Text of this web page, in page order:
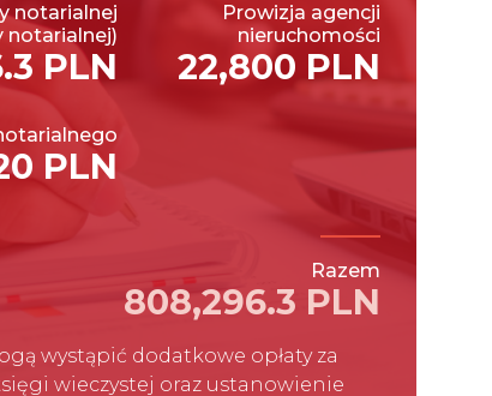
notarialnej
notarialnej)
PLN
Prowizja agencji
nieruchomości
22,800 PLN
PLN
Razem
808,296.3 PLN
wystąpić dodatkowe opłaty za
wieczystej oraz ustanowienie